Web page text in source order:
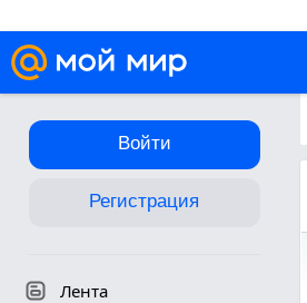
Войти
Регистрация
Лента